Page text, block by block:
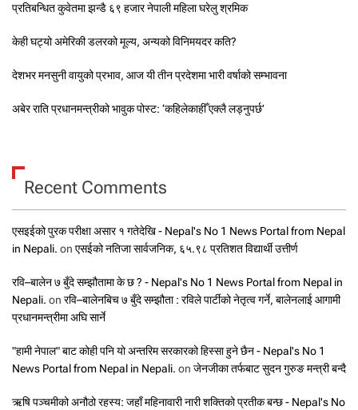
प्रतिबन्धित कुवेतमा झन्डै ६९ हजार नेपाली महिला घरेलु श्रमिक
केही घट्यो अमेरिकी डलरको मूल्य, अन्यको विनिमयदर कति?
देशभर मनसुनी वायुको प्रभाव, आज यी तीन प्रदेशमा भारी वर्षाको सम्भावना
अबेर राति प्रधानमन्त्रीको भावुक पोस्ट: ‘कहिलेकाहीँ एक्लै लड्नुपर्छ’
Recent Comments
एसइईको पुरक परीक्षा असार १ गतेदेखि - Nepal's No 1 News Portal from Nepal
in Nepali. on एसईको नतिजा सार्वजनिक, ६५.९८ प्रतिशत विद्यार्थी उत्तीर्ण
रवि–बालेन ७ बुँदे सम्झौतामा के छ ? - Nepal's No 1 News Portal from Nepal in
Nepali. on रवि–बालेनबिच ७ बुँदे सम्झौता : रविले पार्टीको नेतृत्व गर्ने, बालेनलाई आगामी
प्रधानमन्त्रीमा अघि सार्ने
"हामी नेपाल" बाट कोही पनि यो अन्तरिम सरकारको हिस्सा हुने छैन - Nepal's No 1
News Portal from Nepal in Nepali. on जेनजीका तर्फबाट सुदन गुरुङ मन्त्री बन्दै
ऋषि पञ्चमीको अनौठो रहस्य: जहाँ महिनावारी नारी शक्तिको प्रतीक बन्छ - Nepal's No